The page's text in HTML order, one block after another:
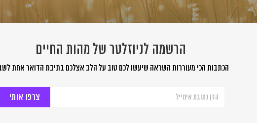
הרשמה לניוזלטר של מהות החיים
הכתבות הכי מעוררות השראה שיעשו לכם טוב על הלב אצלכם בתיבת הדואר אחת
לניוזלטר